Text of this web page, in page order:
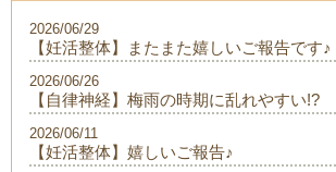
【妊活整体】またまた嬉しいご報告です♪
2026/06/29
【自律神経】梅雨の時期に乱れやすい!?
2026/06/26
【妊活整体】嬉しいご報告♪
2026/06/11